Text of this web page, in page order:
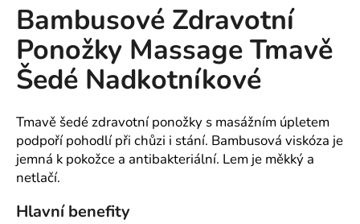
produktu
je
0,0
z
5
hvězdiček.
Bambusové Zdravotní
Ponožky Massage Tmavě
Šedé Nadkotníkové
Tmavě šedé zdravotní ponožky s masážním úpletem
podpoří pohodlí při chůzi i stání. Bambusová viskóza je
jemná k pokožce a antibakteriální. Lem je měkký a
netlačí.
Hlavní benefity
D
o
p
o
u
č
u
j
m